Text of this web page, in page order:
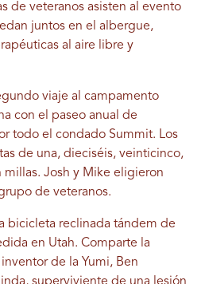
de veteranos asisten al evento
juntos en el albergue,
al aire libre y
viaje al campamento
con el paseo anual de
todo el condado Summit. Los
de una, dieciséis, veinticinco,
Josh y Mike eligieron
de veteranos.
bicicleta reclinada tándem de
en Utah. Comparte la
de la Yumi, Ben